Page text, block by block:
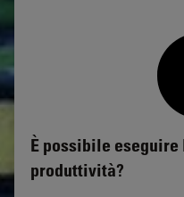
È possibile
produttività?